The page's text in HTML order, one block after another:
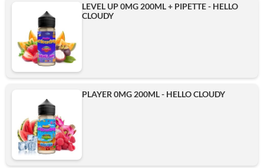
LEVEL UP 0MG 200ML + PIPETTE - HELLO
CLOUDY
PLAYER 0MG 200ML - HELLO CLOUDY